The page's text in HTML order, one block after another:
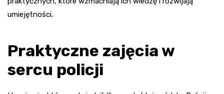
umiejętności.
Praktyczne zajęcia w
sercu policji